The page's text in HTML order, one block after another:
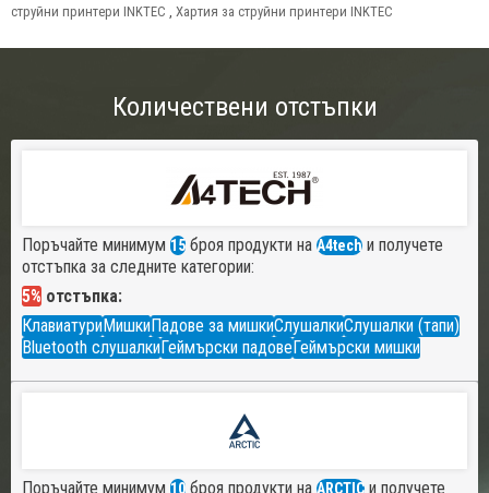
струйни принтери INKTEC
Хартия за струйни принтери INKTEC
Количествени отстъпки
Поръчайте минимум 15 броя продукти на A4tech и получете
отстъпка за следните категории:
5% отстъпка:
КлавиатуриМишкиПадове за мишкиСлушалкиСлушалки (тапи)
Bluetooth слушалкиГеймърски падовеГеймърски мишки
Поръчайте минимум 10 броя продукти на ARCTIC и получете